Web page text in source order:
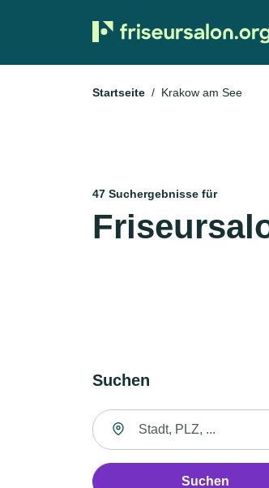
Startseite Krakow am See
47 Suchergebnisse für
Suchen
Suche nach Ort
Suchen